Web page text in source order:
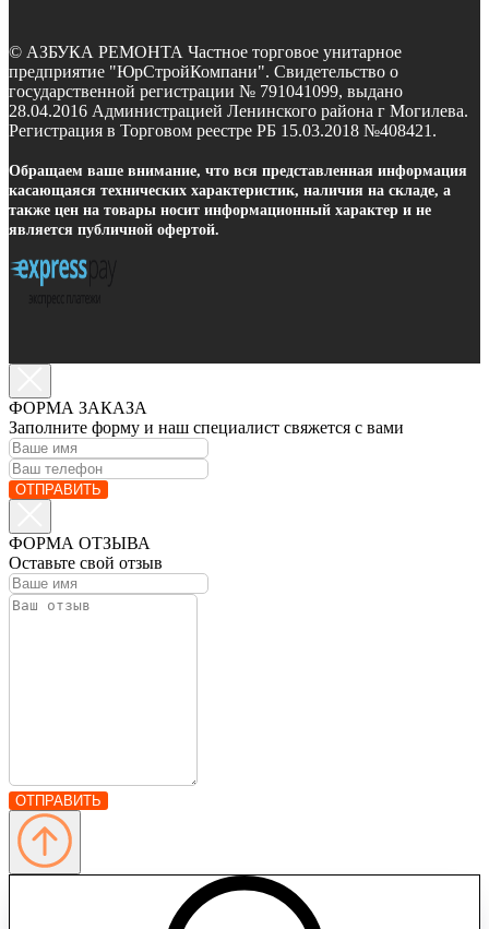
© АЗБУКА РЕМОНТА Частное торговое унитарное
предприятие "ЮрСтройКомпани". Свидетельство о
государственной регистрации № 791041099, выдано
28.04.2016 Администрацией Ленинского района г Могилева.
Регистрация в Торговом реестре РБ 15.03.2018 №408421.
Обращаем ваше внимание, что вся представленная информация
касающаяся технических характеристик, наличия на складе, а
также цен на товары носит информационный характер и не
является публичной офертой.
ФОРМА ЗАКАЗА
Заполните форму и наш специалист свяжется с вами
ОТПРАВИТЬ
ФОРМА ОТЗЫВА
Оставьте свой отзыв
ОТПРАВИТЬ